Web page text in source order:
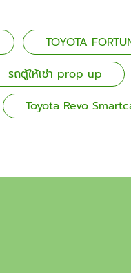
TOYOTA
รถตู้ให้เช่า prop up
Toyota Revo